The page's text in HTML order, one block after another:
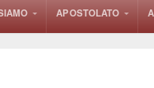
APOSTOLATO